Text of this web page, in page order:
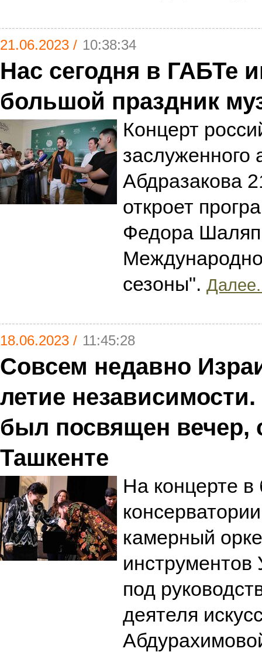
21.06.2023 / 10:38:34
Нас сегодня в ГАБТе
большой праздник
Концерт
Абдразакова
откроет
Федора
сезоны".
18.06.2023 / 11:45:28
Совсем недавно
летие
был посвящен вечер,
Ташкенте
На концерте
камерный
инструментов
под
деятеля